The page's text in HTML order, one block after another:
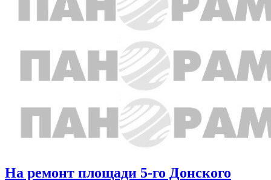
На ремонт площади 5-го Донского